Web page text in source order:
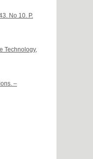
No 10. P.
Technology,
–